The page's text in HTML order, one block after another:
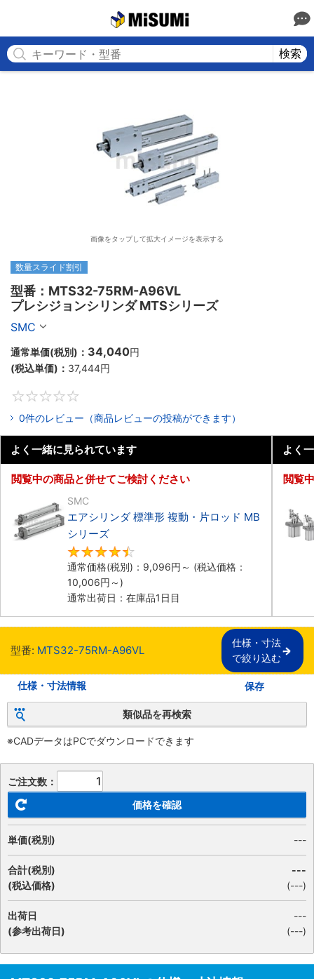
検索
画像をタップして拡大イメージを表示する
数量スライド割引
型番：MTS32-75RM-A96VL
プレシジョンシリンダ MTSシリーズ
SMC
通常単価(税別)： 34,040円
(税込単価)： 37,444円
0件のレビュー（商品レビューの投稿ができます）
よく一緒に見られています
閲覧中の商品と併せてご検討ください
SMC
エアシリンダ 標準形 複動・片ロッド MB
シリーズ
通常価格(税別)： 9,096円 ～ (税込価格：
10,006円 ～)
通常出荷日：在庫品1日目
よく
閲覧
型番: MTS32-75RM-A96VL
仕様・寸法
で絞り込む
仕様・寸法情報 保存
類似品を再検索
※CADデータはPCでダウンロードできます
ご注文数：
価格を確認
単価(税別) ---
合計(税別)
(税込価格)
---
(---)
出荷日
(参考出荷日)
---
(---)